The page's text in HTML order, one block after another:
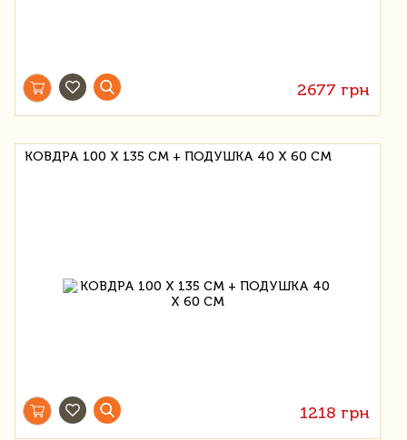
2677 грн
КОВДРА 100 Х 135 СМ + ПОДУШКА 40 Х 60 СМ
1218 грн